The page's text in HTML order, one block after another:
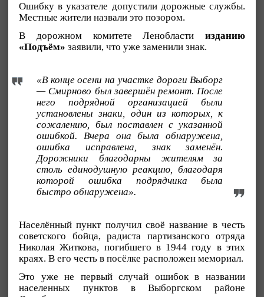
Ошибку в указателе допустили дорожные службы.
Местные жители назвали это позором.
В дорожном комитете Ленобласти изданию
«Подъём» заявили, что уже заменили знак.
«В конце осени на участке дороги Выборг
— Смирново был завершён ремонт. После
него подрядной организацией были
установлены знаки, один из которых, к
сожалению, был поставлен с указанной
ошибкой. Вчера она была обнаружена,
ошибка исправлена, знак заменён.
Дорожники благодарны жителям за
столь единодушную реакцию, благодаря
которой ошибка подрядчика была
быстро обнаружена».
Населённый пункт получил своё название в честь
советского бойца, радиста партизанского отряда
Николая Житкова, погибшего в 1944 году в этих
краях. В его честь в посёлке расположен мемориал.
Это уже не первый случай ошибок в названии
населенных пунктов в Выборгском районе